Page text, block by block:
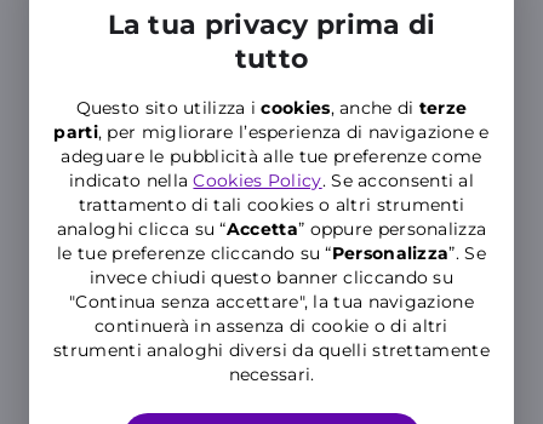
La tua privacy prima di
tutto
Questo sito utilizza icookies, anche di terze
parti, per migliorare l’esperienza di navigazione e
adeguare le pubblicità alle tue preferenze come
indicato nellaCookies Policy. Se acconsenti al
trattamento di tali cookies o altri strumenti
analoghi clicca su “Accetta” oppure personalizza
le tue preferenze cliccando su “Personalizza”. Se
invece chiudi questo banner cliccando su
"Continua senza accettare", la tua navigazione
continuerà in assenza di cookie o di altri
strumenti analoghi diversi da quelli strettamente
necessari.
+16,99
SAMSUNG
Galaxy Z Flip7
512GB
Anticipo 109,99€
+22,99 €/mese